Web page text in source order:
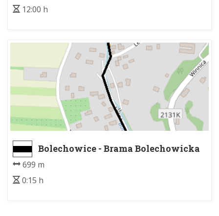
12:00 h
Bolechowice - Brama Bolechowicka
699 m
0:15 h